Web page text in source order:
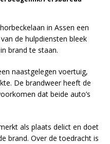
in Assen een
de hulpdiensten bleek
brand te staan.
naastgelegen voertuig,
De brandweer heeft de
dat beide auto’s
als plaats delict en doet
brand. Over de toedracht is